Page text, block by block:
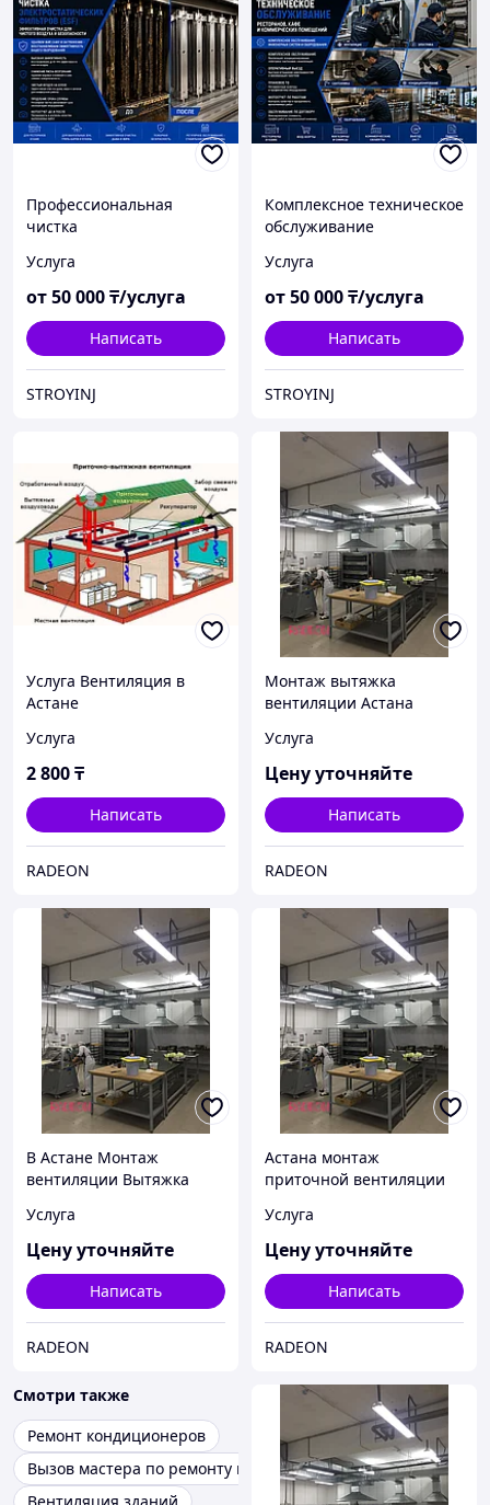
Профессиональная
чистка
фильтров (ESP)
Услуга
от50 000₸/услуга
Написать
STROYINJ
Комплексное техническое
обслуживание
коммерческих объектов
Услуга
от50 000₸/услуга
Написать
STROYINJ
Услуга Вентиляция в
Астане
Услуга
2 800₸
Написать
RADEON
Монтаж вытяжка
вентиляции Астана
Услуга
Цену уточняйте
Написать
RADEON
В Астане Монтаж
вентиляции Вытяжка
Услуга
Цену уточняйте
Написать
RADEON
Астана монтаж
приточной вентиляции
Услуга
Цену уточняйте
Написать
RADEON
Смотри также
Ремонт кондиционеров
Вызов мастера по ремонту кондиционеров